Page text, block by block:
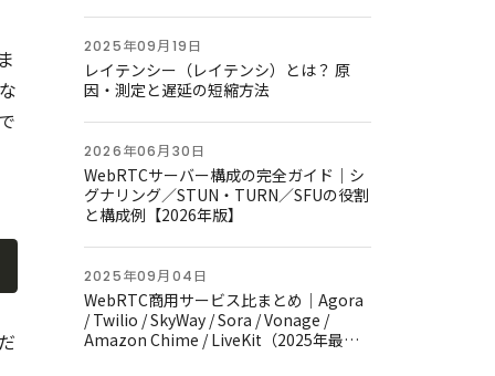
2025年09月19日
レイテンシー（レイテンシ）とは？ 原
因・測定と遅延の短縮方法
2026年06月30日
WebRTCサーバー構成の完全ガイド｜シ
グナリング／STUN・TURN／SFUの役割
と構成例【2026年版】
2025年09月04日
WebRTC商用サービス比まとめ｜Agora
/ Twilio / SkyWay / Sora / Vonage /
Amazon Chime / LiveKit（2025年最新